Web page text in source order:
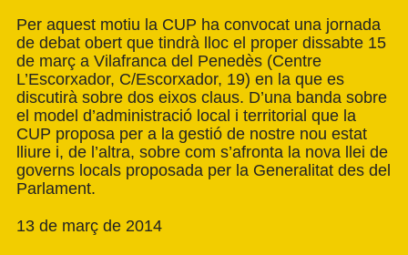
Per aquest motiu la CUP ha convocat una jornada
de debat obert que tindrà lloc el proper dissabte 15
de març a Vilafranca del Penedès (Centre
L’Escorxador, C/Escorxador, 19) en la que es
discutirà sobre dos eixos claus. D’una banda sobre
el model d’administració local i territorial que la
CUP proposa per a la gestió de nostre nou estat
lliure i, de l’altra, sobre com s’afronta la nova llei de
governs locals proposada per la Generalitat des del
Parlament.
13 de març de 2014